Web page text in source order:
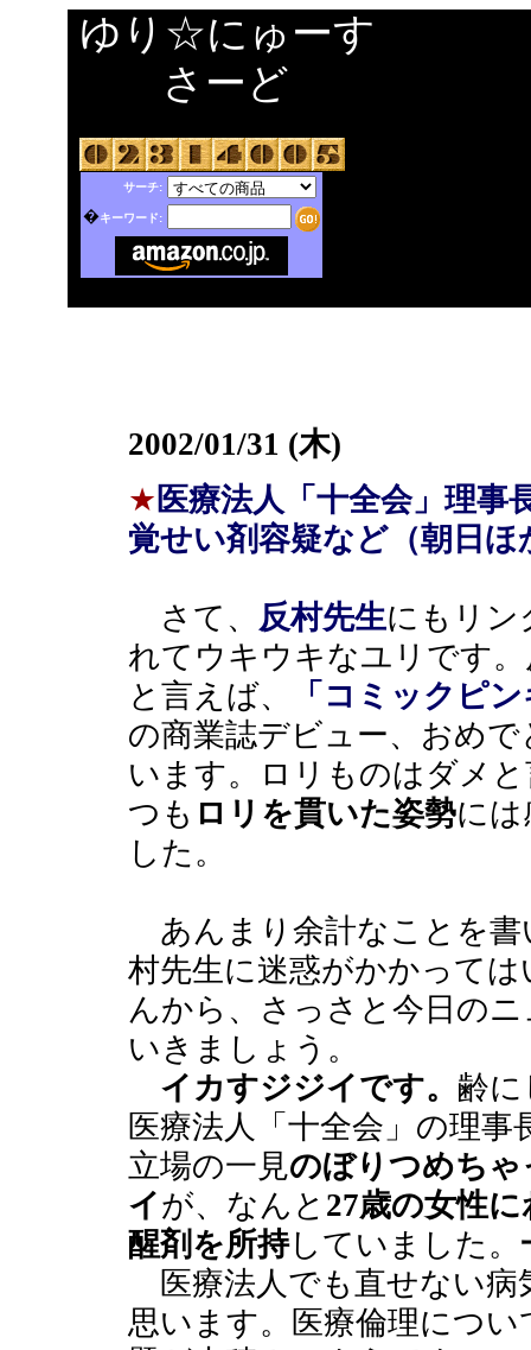
ゆり☆にゅーす
さーど
サーチ:
�キーワード:
2002/01/31 (木)
★ 医療法人「十全会」理
覚せい剤容疑など（朝日ほ
さて、 反村先生にもリン
れてウキウキなユリです。
と言えば、
「コミックピ
の商業誌デビュー、おめで
います。ロリものはダメ
つも ロリを貫いた姿勢には
した。
あんまり余計なことを書
村先生に迷惑がかかっては
んから、さっさと今日の
いきましょう。
イカすジジイです。 齢に
医療法人「十全会」の理事
立場の一見のぼりつめちゃ
イが、なんと 27歳の女性
醒剤を所持していました。
医療法人でも直せない病
思います。医療倫理につ